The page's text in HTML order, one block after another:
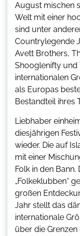
August mischen
Welt mit einer
sind unter
Countrylegende
Avett Brothers,
Shooglenifty und
internationalen
als Europas
Bestandteil ihres
Liebhaber
diesjährigen
wieder. Die auf
mit einer
Folk in den
„Folkeklubben“
großen
Jahr stellt das
internationale
über die